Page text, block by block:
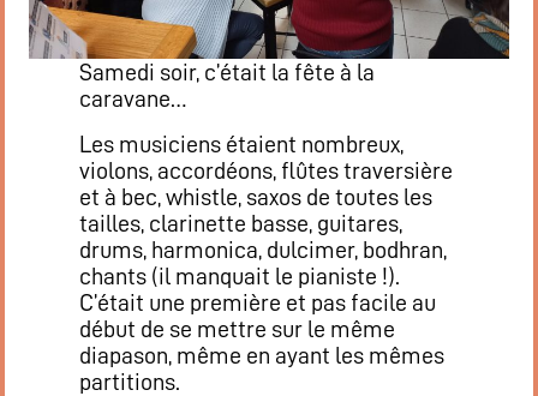
Restaurant
Notre cuisine
Où / Contact
Nous écrire
Participez !
S’inscrire
Animations
Animation régulières
Prochains événements par catégories
Tous les évènements par dates
Samedi soir, c’était la fête à la
caravane…
Les musiciens étaient nombreux,
violons, accordéons, flûtes traversière
et à bec, whistle, saxos de toutes les
tailles, clarinette basse, guitares,
drums, harmonica, dulcimer, bodhran,
chants (il manquait le pianiste !).
C’était une première et pas facile au
début de se mettre sur le même
diapason, même en ayant les mêmes
partitions.